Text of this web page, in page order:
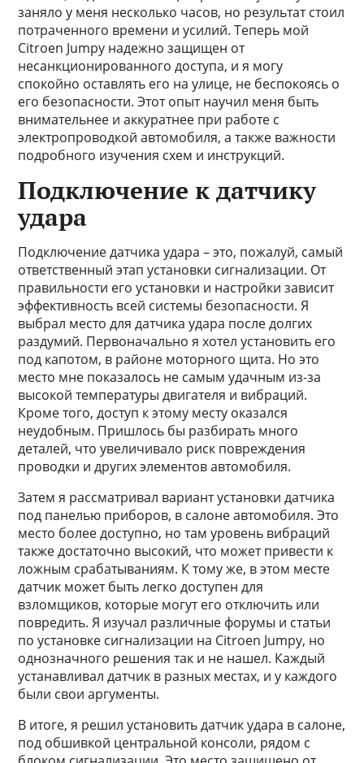
заняло у меня несколько часов, но результат стоил
потраченного времени и усилий. Теперь мой
Citroen Jumpy надежно защищен от
несанкционированного доступа, и я могу
спокойно оставлять его на улице, не беспокоясь о
его безопасности. Этот опыт научил меня быть
внимательнее и аккуратнее при работе с
электропроводкой автомобиля, а также важности
подробного изучения схем и инструкций.
Подключение к датчику
удара
Подключение датчика удара – это, пожалуй, самый
ответственный этап установки сигнализации. От
правильности его установки и настройки зависит
эффективность всей системы безопасности. Я
выбрал место для датчика удара после долгих
раздумий. Первоначально я хотел установить его
под капотом, в районе моторного щита. Но это
место мне показалось не самым удачным из-за
высокой температуры двигателя и вибраций.
Кроме того, доступ к этому месту оказался
неудобным. Пришлось бы разбирать много
деталей, что увеличивало риск повреждения
проводки и других элементов автомобиля.
Затем я рассматривал вариант установки датчика
под панелью приборов, в салоне автомобиля. Это
место более доступно, но там уровень вибраций
также достаточно высокий, что может привести к
ложным срабатываниям. К тому же, в этом месте
датчик может быть легко доступен для
взломщиков, которые могут его отключить или
повредить. Я изучал различные форумы и статьи
по установке сигнализации на Citroen Jumpy, но
однозначного решения так и не нашел. Каждый
устанавливал датчик в разных местах, и у каждого
были свои аргументы.
В итоге, я решил установить датчик удара в салоне,
под обшивкой центральной консоли, рядом с